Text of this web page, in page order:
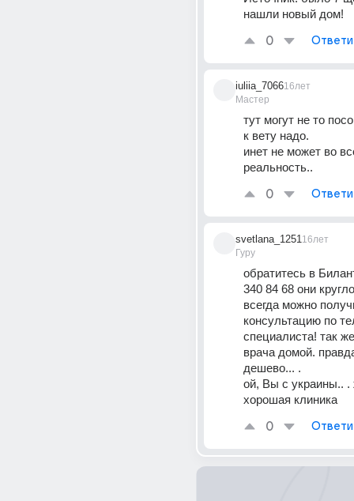
нашли новый дом!
0
iuliia_7066
Мастер
16лет
тут могут не то
к вету надо.
инет не может во
реальность..
0
svetlana_1251
Гуру
16лет
обратитесь в
340 84 68 они
всегда можно
консультацию по
специалиста! так
врача домой.
дешево... .
ой, Вы с украины.. .
хорошая клиника
0